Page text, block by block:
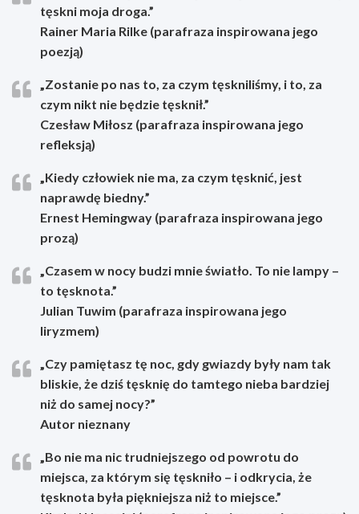
tęskni moja droga.”
Rainer Maria Rilke (parafraza inspirowana jego
poezją)
„Zostanie po nas to, za czym tęskniliśmy, i to, za
czym nikt nie będzie tęsknił.”
Czesław Miłosz (parafraza inspirowana jego
refleksją)
„Kiedy człowiek nie ma, za czym tęsknić, jest
naprawdę biedny.”
Ernest Hemingway (parafraza inspirowana jego
prozą)
„Czasem w nocy budzi mnie światło. To nie lampy –
to tęsknota.”
Julian Tuwim (parafraza inspirowana jego
liryzmem)
„Czy pamiętasz tę noc, gdy gwiazdy były nam tak
bliskie, że dziś tęsknię do tamtego nieba bardziej
niż do samej nocy?”
Autor nieznany
„Bo nie ma nic trudniejszego od powrotu do
miejsca, za którym się tęskniło – i odkrycia, że
tęsknota była piękniejsza niż to miejsce.”